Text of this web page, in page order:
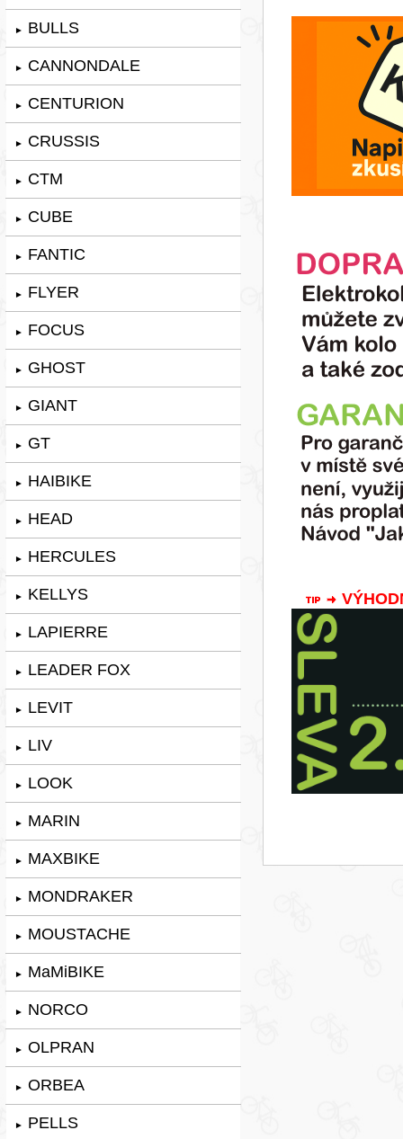
► BULLS
► CANNONDALE
► CENTURION
► CRUSSIS
► CTM
► CUBE
► FANTIC
► FLYER
► FOCUS
► GHOST
► GIANT
► GT
► HAIBIKE
► HEAD
► HERCULES
► KELLYS
► LAPIERRE
► LEADER FOX
► LEVIT
► LIV
► LOOK
► MARIN
► MAXBIKE
► MONDRAKER
► MOUSTACHE
► MaMiBIKE
► NORCO
► OLPRAN
► ORBEA
► PELLS